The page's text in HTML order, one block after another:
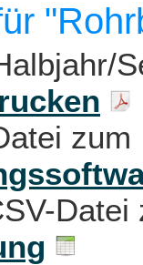
zum